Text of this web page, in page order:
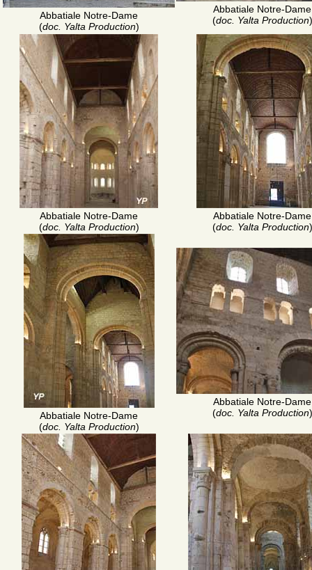
Abbatiale Notre-Dame
(doc. Yalta Production)
Abbatiale Notre-Dame
(doc. Yalta Production)
Abbatiale Notre-Dame
(doc. Yalta Production)
Abbatiale Notre-Dame
(doc. Yalta Production)
Abbatiale Notre-Dame
(doc. Yalta Production)
Abbatiale Notre-Dame
(doc. Yalta Production)